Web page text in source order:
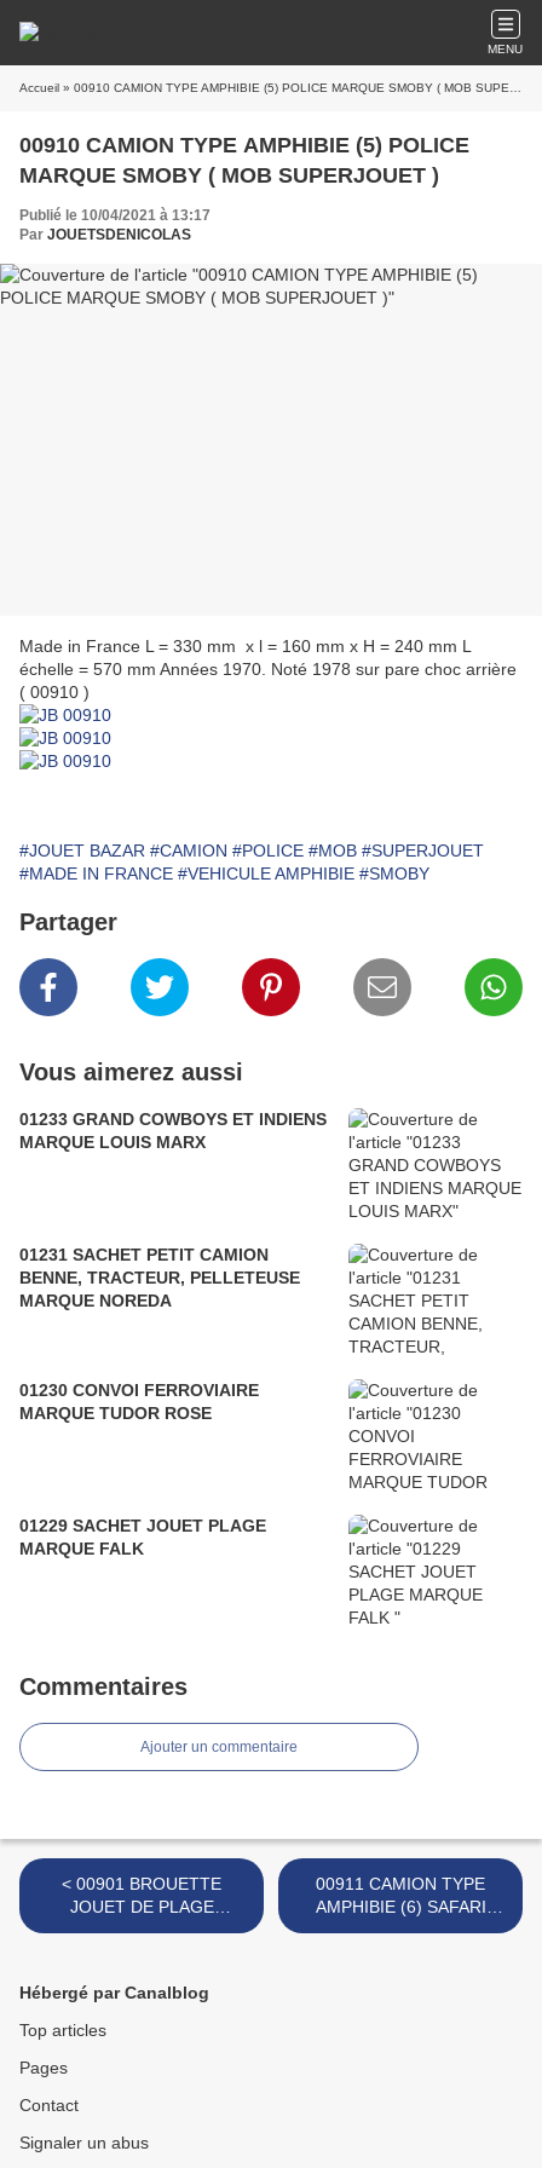
MENU
Accueil » 00910 CAMION TYPE AMPHIBIE (5) POLICE MARQUE SMOBY ( MOB SUPERJOUET )
00910 CAMION TYPE AMPHIBIE (5) POLICE
MARQUE SMOBY ( MOB SUPERJOUET )
Publié le 10/04/2021 à 13:17
Par JOUETSDENICOLAS
Made in France L = 330 mm x l = 160 mm x H = 240 mm L
échelle = 570 mm Années 1970. Noté 1978 sur pare choc arrière
( 00910 )
#JOUET BAZAR #CAMION #POLICE #MOB #SUPERJOUET
#MADE IN FRANCE #VEHICULE AMPHIBIE #SMOBY
Partager
Vous aimerez aussi
01233 GRAND COWBOYS ET INDIENS
MARQUE LOUIS MARX
01231 SACHET PETIT CAMION
BENNE, TRACTEUR, PELLETEUSE
MARQUE NOREDA
01230 CONVOI FERROVIAIRE
MARQUE TUDOR ROSE
01229 SACHET JOUET PLAGE
MARQUE FALK
Commentaires
Ajouter un commentaire
< 00901 BROUETTE
JOUET DE PLAGE
MARQUE MOB
00911 CAMION TYPE
AMPHIBIE (6) SAFARI
BEIGE MARQUE SMOBY (
Hébergé par Canalblog
Top articles
Pages
Contact
Signaler un abus